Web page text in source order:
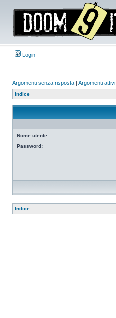
Login
Argomenti senza risposta | Argomenti attivi
Indice
Nome utente:
Password:
Indice